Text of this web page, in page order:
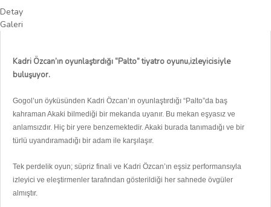
Detay
Galeri
Kadri Özcan’ın oyunlaştırdığı “Palto” tiyatro oyunu,izleyicisiyle
buluşuyor.
Gogol’un öyküsünden Kadri Özcan’ın oyunlaştırdığı “Palto”da baş
kahraman Akaki bilmediği bir mekanda uyanır. Bu mekan eşyasız ve
anlamsızdır. Hiç bir yere benzemektedir. Akaki burada tanımadığı ve bir
türlü uyandıramadığı bir adam ile karşılaşır.
Tek perdelik oyun; süpriz finali ve Kadri Özcan’ın eşsiz performansıyla
izleyici ve eleştirmenler tarafından gösterildiği her sahnede övgüler
almıştır.